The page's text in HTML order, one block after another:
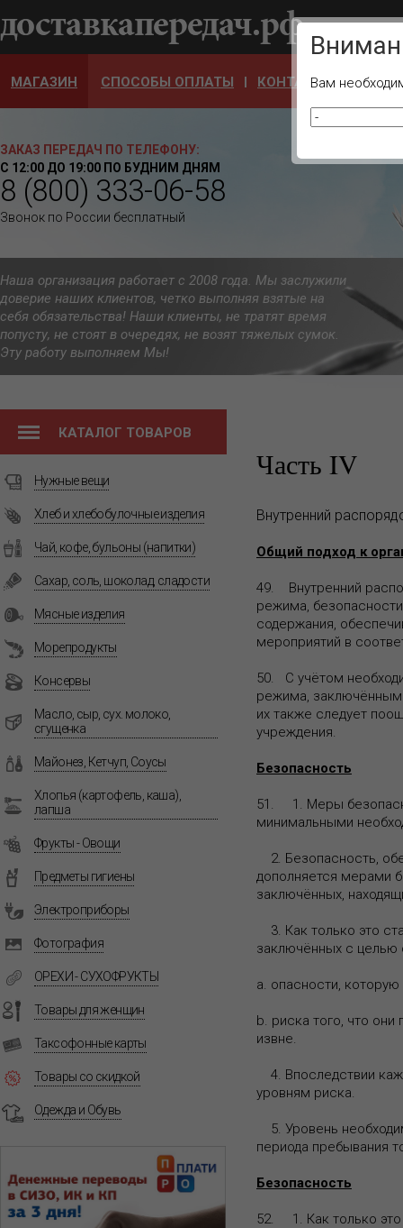
Ваш
МАГАЗИН СПОСОБЫ ОПЛАТЫ КОНТАКТЫ
ЗАКАЗ ПЕРЕДАЧ ПО ТЕЛЕФОНУ:
С 12:00 ДО 19:00 ПО БУДНИМ ДНЯМ
8 (800) 333-06-58
Звонок по России бесплатный
Наша организация работает с 2008 года. Мы заслужили
доверие наших клиентов, четко выполняя взятые на
себя обязательства! Наши клиенты, не тратят время
попусту, не стоят в очередях, не возят тяжелых сумок.
Эту работу выполняем Мы!
КАТАЛОГ ТОВАРОВ
Нужные вещи
Хлеб и хлебобулочные изделия
Чай, кофе, бульоны (напитки)
Сахар, соль, шоколад, сладости
Мясные изделия
Морепродукты
Консервы
Масло, сыр, сух. молоко,
сгущенка
Майонез, Кетчуп, Соусы
Хлопья (картофель, каша),
лапша
Фрукты - Овощи
Предметы гигиены
Электроприборы
Фотография
ОРЕХИ - СУХОФРУКТЫ
Товары для женщин
Таксофонные карты
Товары со скидкой
Одежда и Обувь
Часть IV
Внутренний
Общий подход к
49. Внутренний
режима,
содержания,
мероприятий в
50. С учётом
режима,
их также следует
учреждения.
Безопасность
51. 1. Меры
минимальными
2. Безопасность,
дополняется мерами
заключённых,
3. Как только это
заключённых с целью
a. опасности,
b. риска того, что
извне.
4. Впоследствии
уровням риска.
5. Уровень
периода пребывания
Безопасность
52. 1. Как только это
Вам